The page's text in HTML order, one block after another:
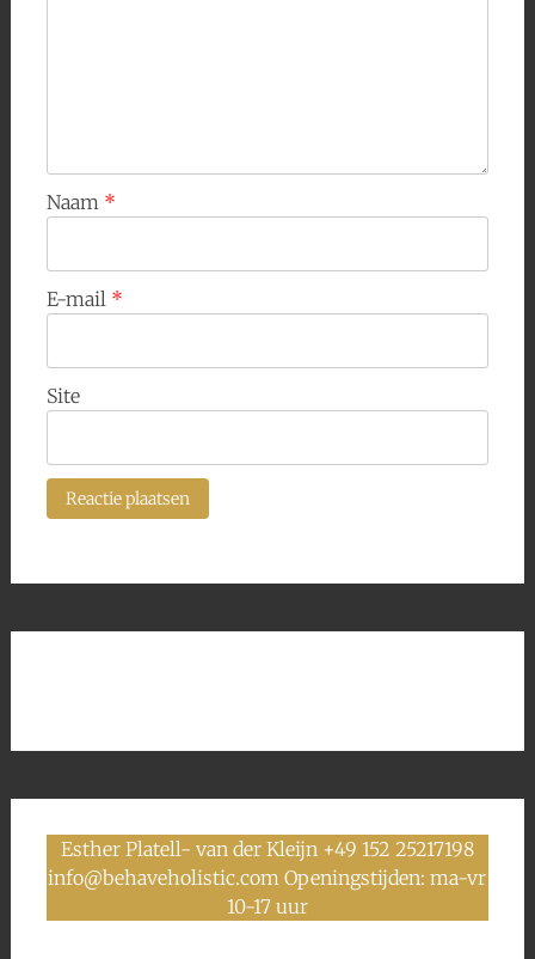
Naam *
E-mail *
Site
Esther Platell- van der Kleijn +49 152 25217198
info@behaveholistic.com Openingstijden: ma-vr
10-17 uur